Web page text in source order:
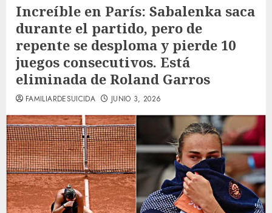
Increíble en París: Sabalenka saca
durante el partido, pero de
repente se desploma y pierde 10
juegos consecutivos. Está
eliminada de Roland Garros
FAMILIARDESUICIDA JUNIO 3, 2026